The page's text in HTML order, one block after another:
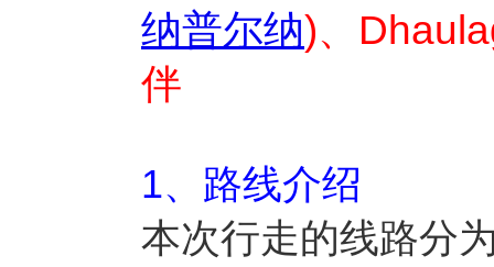
纳普尔纳)、
伴
1、路线介绍
本次行走的线路分